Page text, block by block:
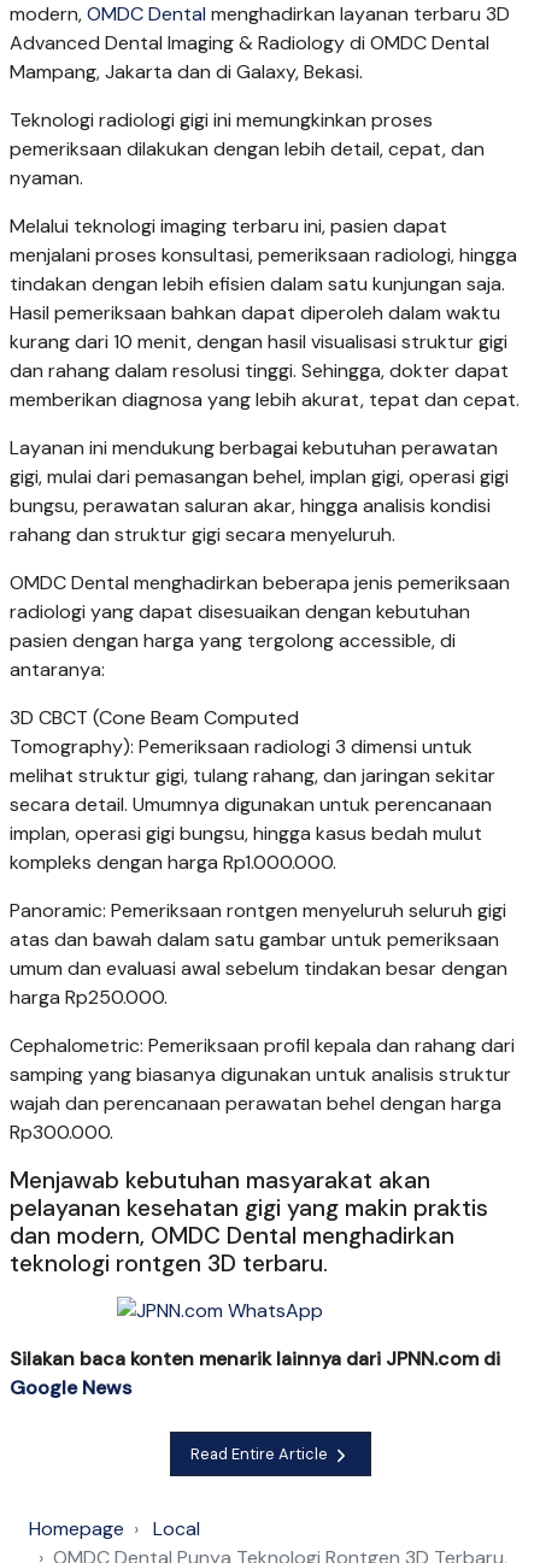
modern,OMDC Dental menghadirkan layanan terbaru 3D
Advanced Dental Imaging & Radiology di OMDC Dental
Mampang, Jakarta dan di Galaxy, Bekasi.
Teknologi radiologi gigi ini memungkinkan proses
pemeriksaan dilakukan dengan lebih detail, cepat, dan
nyaman.
Melalui teknologi imaging terbaru ini, pasien dapat
menjalani proses konsultasi, pemeriksaan radiologi, hingga
tindakan dengan lebih efisien dalam satu kunjungan saja.
Hasil pemeriksaan bahkan dapat diperoleh dalam waktu
kurang dari 10 menit, dengan hasil visualisasi struktur gigi
dan rahang dalam resolusi tinggi. Sehingga, dokter dapat
memberikan diagnosa yang lebih akurat, tepat dan cepat.
Layanan ini mendukung berbagai kebutuhan perawatan
gigi, mulai dari pemasangan behel, implan gigi, operasi gigi
bungsu, perawatan saluran akar, hingga analisis kondisi
rahang dan struktur gigi secara menyeluruh.
OMDC Dental menghadirkan beberapa jenis pemeriksaan
radiologi yang dapat disesuaikan dengan kebutuhan
pasien dengan harga yang tergolong accessible, di
antaranya:
3D CBCT (Cone Beam Computed
Tomography): Pemeriksaan radiologi 3 dimensi untuk
melihat struktur gigi, tulang rahang, dan jaringan sekitar
secara detail. Umumnya digunakan untuk perencanaan
implan, operasi gigi bungsu, hingga kasus bedah mulut
kompleks dengan harga Rp1.000.000.
Panoramic: Pemeriksaan rontgen menyeluruh seluruh gigi
atas dan bawah dalam satu gambar untuk pemeriksaan
umum dan evaluasi awal sebelum tindakan besar dengan
harga Rp250.000.
Cephalometric: Pemeriksaan profil kepala dan rahang dari
samping yang biasanya digunakan untuk analisis struktur
wajah dan perencanaan perawatan behel dengan harga
Rp300.000.
Menjawab kebutuhan masyarakat akan
pelayanan kesehatan gigi yang makin praktis
dan modern, OMDC Dental menghadirkan
teknologi rontgen 3D terbaru.
Silakan baca konten menarik lainnya dari JPNN.com di
Google News
Read Entire Article
Homepage
Local
OMDC Dental Punya Teknologi Rontgen 3D Terbaru,